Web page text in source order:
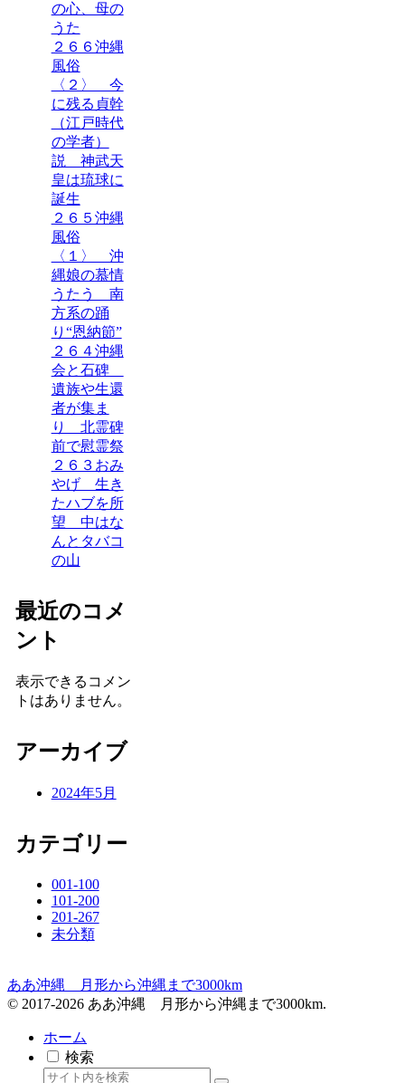
の心、母の
うた
２６６沖縄
風俗
〈２〉 今
に残る貞幹
（江戸時代
の学者）
説 神武天
皇は琉球に
誕生
２６５沖縄
風俗
〈１〉 沖
縄娘の慕情
うたう 南
方系の踊
り“恩納節”
２６４沖縄
会と石碑
遺族や生還
者が集ま
り 北霊碑
前で慰霊祭
２６３おみ
やげ 生き
たハブを所
望 中はな
んとタバコ
の山
最近のコメ
ント
表示できるコメン
トはありません。
アーカイブ
2024年5月
カテゴリー
001-100
101-200
201-267
未分類
ああ沖縄 月形から沖縄まで3000km
© 2017-2026 ああ沖縄 月形から沖縄まで3000km.
ホーム
検索